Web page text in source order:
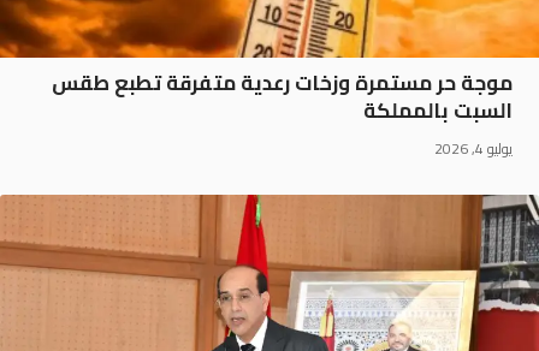
موجة حر مستمرة وزخات رعدية متفرقة تطبع طقس
السبت بالمملكة
يوليو 4, 2026